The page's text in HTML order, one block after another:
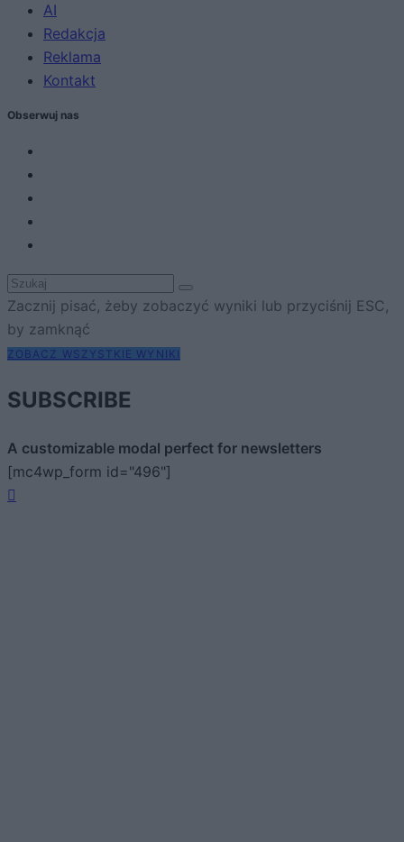
AI
Redakcja
Reklama
Kontakt
Obserwuj nas
Zacznij pisać, żeby zobaczyć wyniki lub przyciśnij ESC,
by zamknąć
ZOBACZ WSZYSTKIE WYNIKI
SUBSCRIBE
A customizable modal perfect for newsletters
[mc4wp_form id="496"]